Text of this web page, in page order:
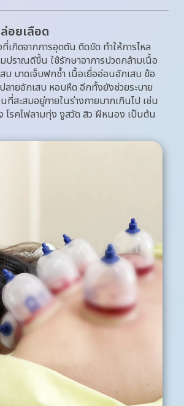
อยเลือด
ที่เกิดจากการอุดตัน ติดขัด ทำให้การไหล
ปราณดีขึ้น ใช้รักษาอาการปวดกล้ามเนื้อ
บ บาดเจ็บฟกช้ำ เนื้อเยื่ออ่อนอักเสบ ข้อ
ลายอักเสบ หอบหืด อีกทั้งยังช่วยระบาย
สะสมอยู่ภายในร่างกายมากเกินไป เช่น
โรคไฟลามทุ่ง งูสวัด สิว ฝีหนอง เป็นต้น